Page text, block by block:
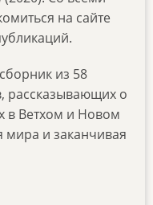
на сайте
из 58
рассказывающих о
в Ветхом и Новом
мира и заканчивая